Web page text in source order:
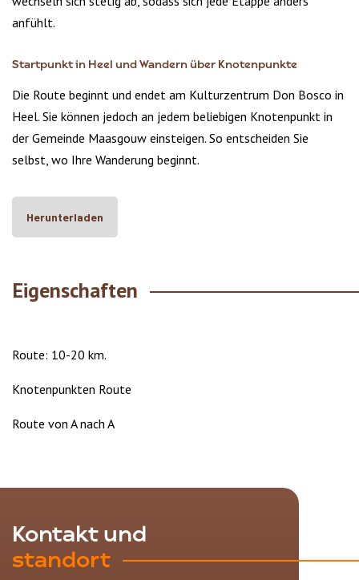
anfühlt.
Startpunkt in Heel und Wandern über Knotenpunkte
Die Route beginnt und endet am Kulturzentrum Don Bosco in
Heel. Sie können jedoch an jedem beliebigen Knotenpunkt in
der Gemeinde Maasgouw einsteigen. So entscheiden Sie
selbst, wo Ihre Wanderung beginnt.
Herunterladen
Eigenschaften
Route: 10-20 km.
Knotenpunkten Route
Route von A nach A
Kontakt und
standort